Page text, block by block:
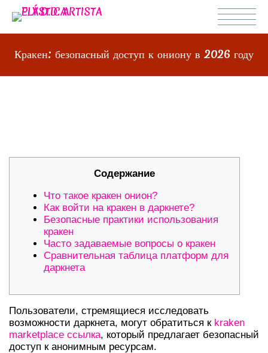
Кракен: безопасный доступ к ониону в 2026 году
Содержание
Что такое кракен онион?
Как войти на кракен в даркнете?
Безопасные практики использования
кракен
Часто задаваемые вопросы о кракен
Сравнительная таблица платформ для
даркнета
Пользователи, стремящиеся исследовать
возможности даркнета, могут обратиться к kraken
marketplace ссылка, который предлагает безопасный
доступ к анонимным ресурсам.